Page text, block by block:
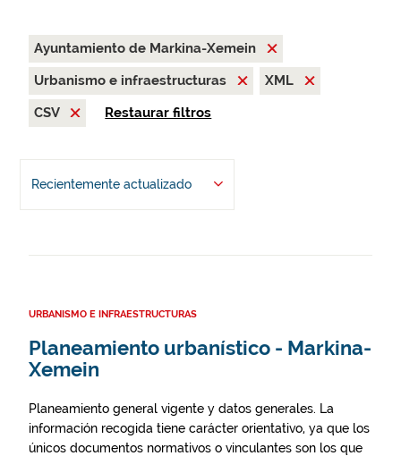
Ayuntamiento de Markina-Xemein
Urbanismo e infraestructuras
XML
CSV
Restaurar filtros
Recientemente actualizado
URBANISMO E INFRAESTRUCTURAS
Planeamiento urbanístico - Markina-
Xemein
Planeamiento general vigente y datos generales. La
información recogida tiene carácter orientativo, ya que los
únicos documentos normativos o vinculantes son los que